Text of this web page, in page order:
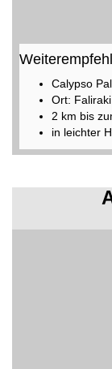
Calypso
Ort:
2 km bis
in leichter